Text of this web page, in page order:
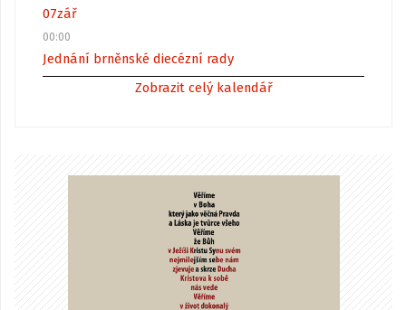
07zář
00:00
Jednání brněnské diecézní rady
Zobrazit celý kalendář